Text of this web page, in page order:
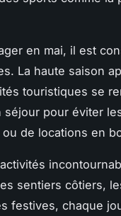
en mai, il est
La haute saison
touristiques se
séjour pour éviter
de locations en
sentiers côtiers,
festives, chaque